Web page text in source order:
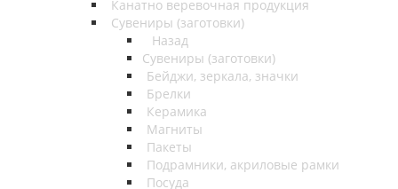
Канатно веревочная продукция
Сувениры (заготовки)
Назад
Сувениры (заготовки)
Бейджи, зеркала, значки
Брелки
Керамика
Магниты
Пакеты
Подрамники, акриловые рамки
Посуда